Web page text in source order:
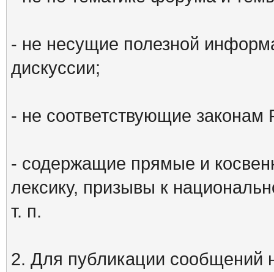
- не несущие полезной
дискуссии;
- не соответствующие законам
- содержащие прямые и
лексику, призывы к
т. п.
2. Для публикации сообщений